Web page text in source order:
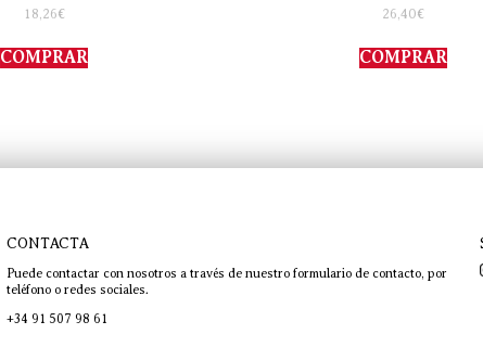
Valorado
con
de 5
18,26€
COMPRAR
Valorado
con
de 5
26,40€
COMPRAR
CONTACTA
Puede contactar con nosotros a través de nuestro formulario de contacto, por
teléfono o redes sociales.
+34 91 507 98 61